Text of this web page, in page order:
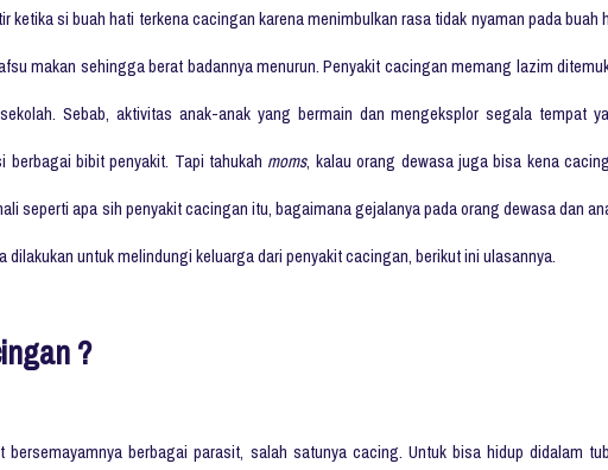
ketika si buah hati terkena cacingan karena menimbulkan rasa tidak nyaman pada buah
makan sehingga berat badannya menurun. Penyakit cacingan memang lazim
Sebab, aktivitas anak-anak yang bermain dan mengeksplor segala tempat
bibit penyakit. Tapi tahukah moms, kalau orang dewasa juga bisa kena
seperti apa sih penyakit cacingan itu, bagaimana gejalanya pada orang dewasa dan
untuk melindungi keluarga dari penyakit cacingan, berikut ini ulasannya.
?
berbagai parasit, salah satunya cacing. Untuk bisa hidup didalam